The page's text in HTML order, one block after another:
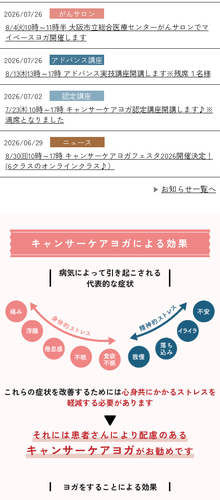
2026/07/26
がんサロン
8/4㈫10時～11時半 大阪市立総合医療センターがんサロンでマ
イペースヨガ開催します
2026/07/26
アドバンス講座
8/13㈭13時～17時 アドバンス実技講座開講します※残席１名様
2026/07/02
認定講座
7/23㈭ 10時～17時 キャンサーケアヨガ認定講座開講します♪※
満席となりました
2026/06/29
ニュース
8/30㈰10時～17時 キャンサーケアヨガフェスタ2026開催決定！
(6クラスのオンラインクラス♪）
お知らせ一覧へ
キャンサーケアヨガによる効果
病気によって引き起こされる
代表的な症状
これらの症状を改善するためには心身共にかかるストレスを
軽減する必要があります
それには患者さんにより配慮のある
キャンサーケアヨガがお勧めです
ヨガをすることによる効果